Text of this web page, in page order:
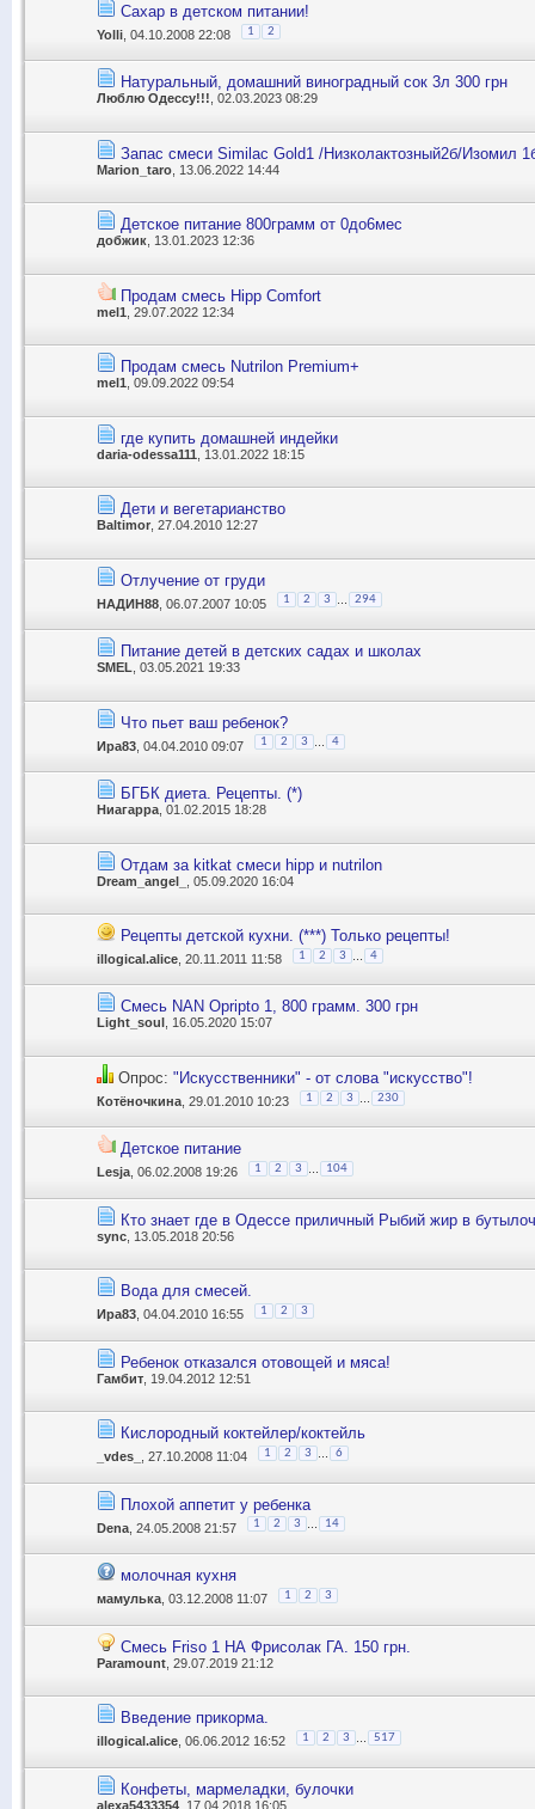
Сахар в детском питании!
Yolli , 04.10.2008 22:08 1 2
Натуральный, домашний виноградный сок 3л 300 грн
Люблю Одессу!!! , 02.03.2023 08:29
Запас смеси Similac Gold1 /Низколактозный2б/Изомил
Marion_taro , 13.06.2022 14:44
Детское питание 800грамм от 0до6мес
добжик , 13.01.2023 12:36
Продам смесь Hipp Comfort
mel1 , 29.07.2022 12:34
Продам смесь Nutrilon Premium+
mel1 , 09.09.2022 09:54
где купить домашней индейки
daria-odessa111 , 13.01.2022 18:15
Дети и вегетарианство
Baltimor , 27.04.2010 12:27
Отлучение от груди
НАДИН88 , 06.07.2007 10:05 1 2 3 294
Питание детей в детских садах и школах
SMEL , 03.05.2021 19:33
Что пьет ваш ребенок?
Ира83 , 04.04.2010 09:07 1 2 3 4
БГБК диета. Рецепты. (*)
Ниагарра , 01.02.2015 18:28
Отдам за kitkat смеси hipp и nutrilon
Dream_angel_ , 05.09.2020 16:04
Рецепты детской кухни. (***) Только рецепты!
illogical.alice , 20.11.2011 11:58 1 2 3 4
Смесь NAN Opripto 1, 800 грамм. 300 грн
Light_soul , 16.05.2020 15:07
Опрос: "Искусственники" - от слова "искусство"!
Котёночкина , 29.01.2010 10:23 1 2 3 230
Детское питание
Lesja , 06.02.2008 19:26 1 2 3 104
Кто знает где в Одессе приличный Рыбий жир в
sync , 13.05.2018 20:56
Вода для смесей.
Ира83 , 04.04.2010 16:55 1 2 3
Ребенок отказался отовощей и мяса!
Гамбит , 19.04.2012 12:51
Кислородный коктейлер/коктейль
_vdes_ , 27.10.2008 11:04 1 2 3 6
Плохой аппетит у ребенка
Dena , 24.05.2008 21:57 1 2 3 ... 14
молочная кухня
мамулька , 03.12.2008 11:07 1 2 3
Смесь Friso 1 НА Фрисолак ГА. 150 грн.
Paramount , 29.07.2019 21:12
Введение прикорма.
illogical.alice , 06.06.2012 16:52 1 2 3 517
Конфеты, мармеладки, булочки
alexa5433354 , 17.04.2018 16:05